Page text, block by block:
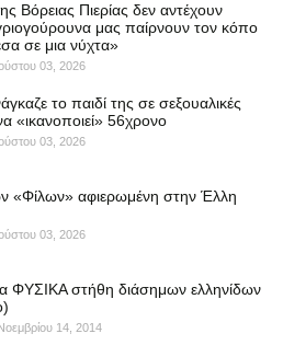
Βόρειας Πιερίας δεν αντέχουν
μας παίρνουν τον κόπο
σε μια νύχτα»
03, 2026
το παιδί της σε σεξουαλικές
«ικανοποιεί» 56χρονο
03, 2026
«Φίλων» αφιερωμένη στην Έλλη
03, 2026
ΦΥΣΙΚΑ στήθη διάσημων ελληνίδων
14, 2014